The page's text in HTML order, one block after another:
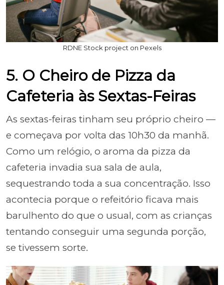
RDNE Stock project on Pexels
5. O Cheiro de Pizza da
Cafeteria às Sextas-Feiras
As sextas-feiras tinham seu próprio cheiro —
e começava por volta das 10h30 da manhã.
Como um relógio, o aroma da pizza da
cafeteria invadia sua sala de aula,
sequestrando toda a sua concentração. Isso
acontecia porque o refeitório ficava mais
barulhento do que o usual, com as crianças
tentando conseguir uma segunda porção,
se tivessem sorte.